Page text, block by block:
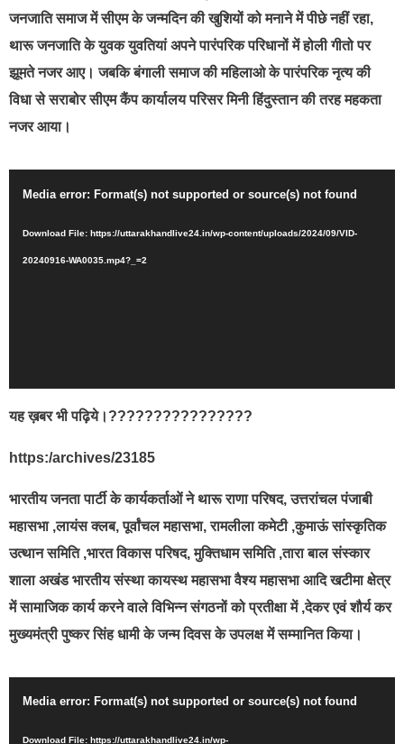
जनजाति समाज में सीएम के जन्मदिन की खुशियों को मनाने में पीछे नहीं रहा,
थारू जनजाति के युवक युवतियां अपने पारंपरिक परिधानों में होली गीतो पर
झूमते नजर आए। जबकि बंगाली समाज की महिलाओ के पारंपरिक नृत्य की
विधा से सराबोर सीएम कैंप कार्यालय परिसर मिनी हिंदुस्तान की तरह महकता
नजर आया।
Media error: Format(s) not supported or source(s) not found
Download File: https://uttarakhandlive24.in/wp-content/uploads/2024/09/VID-
20240916-WA0035.mp4?_=2
यह ख़बर भी पढ़िये।????????????????
https:/archives/23185
भारतीय जनता पार्टी के कार्यकर्ताओं ने थारू राणा परिषद, उत्तरांचल पंजाबी
महासभा ,लायंस क्लब, पूर्वांचल महासभा, रामलीला कमेटी ,कुमाऊं सांस्कृतिक
उत्थान समिति ,भारत विकास परिषद, मुक्तिधाम समिति ,तारा बाल संस्कार
शाला अखंड भारतीय संस्था कायस्थ महासभा वैश्य महासभा आदि खटीमा क्षेत्र
में सामाजिक कार्य करने वाले विभिन्न संगठनों को प्रतीक्षा में ,देकर एवं शौर्य कर
मुख्यमंत्री पुष्कर सिंह धामी के जन्म दिवस के उपलक्ष में सम्मानित किया।
Media error: Format(s) not supported or source(s) not found
Download File: https://uttarakhandlive24.in/wp-